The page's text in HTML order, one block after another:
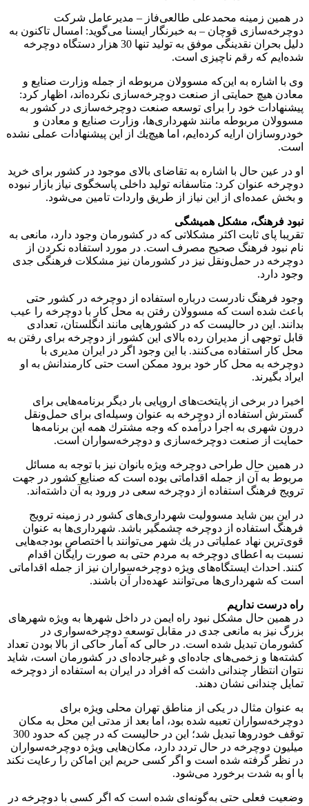
در همین زمینه محمدعلی طالعی‌فاز – مدیرعامل شركت
دوچرخه‌سازی قوچان – به خبرنگار ایسنا می‌گوید: امسال تاكنون به
دلیل بحران نقدینگی موفق به تولید تنها 30 هزار دستگاه دوچرخه‌
شده‌ایم كه رقم ناچیزی است.
وی با اشاره به این‌كه مسوولان مربوطه از جمله وزارت صنایع و
معادن هیچ حمایتی از صنعت دوچرخه‌سازی نكرده‌اند، اظهار كرد:‌
پیشنهادات خود را برای توسعه صنعت دوچرخه‌سازی در كشور به
مسوولان مربوطه مانند شهرداری‌ها، وزارت صنایع و معادن و
خودروسازان ارایه كرده‌ایم، اما هیچ‌یك از این پیشنهادات عملی نشده
است.
او در عین حال با اشاره به تقاضای بالای موجود در كشور برای خرید
دوچرخه عنوان كرد:‌ متاسفانه تولید داخلی پاسخگوی نیاز بازار نبوده
و بخش عمده‌ای از این نیاز از طریق واردات تامین می‌شود.
نبود فرهنگ، مشكل همیشگی
تقریبا پای ثابت اكثر مشكلاتی كه در كشورمان وجود دارد، مانعی به
نام نبود فرهنگ صحیح مصرف است. در مورد استفاده نكردن از
دوچرخه در حمل‌ونقل نیز در كشورمان نیز مشكلات فرهنگی جدی
وجود دارد.
وجود فرهنگ نادرست درباره استفاده از دوچرخه در كشور حتی
باعث شده است كه مسوولان رفتن به محل كار با دوچرخه را عیب
بدانند. این در حالیست كه در كشورهایی مانند انگلستان، تعدادی
قابل توجهی از مدیران رده بالای این كشور از دوچرخه برای رفتن به
محل كار استفاده می‌كنند. با این وجود اگر در ایران مدیری با
دوچرخه به محل كار خود برود ممكن است حتی كارمندانش به او
ایراد بگیرند.
اخیرا در برخی از پایتخت‌های اروپایی بار دیگر برنامه‌هایی برای
گسترش استفاده از دوچرخه به عنوان وسیله‌ای برای حمل‌ونقل
درون شهری به اجرا درآمده كه وجه مشترك همه این برنامه‌ها
حمایت از صنعت دوچرخه‌سازی و دوچرخه‌سواران است.
در همین حال طراحی دوچرخه ویژه بانوان نیز با توجه به مسائل
مربوط به آن از جمله اقداماتی بوده است كه صنایع كشور در جهت
ترویج فرهنگ استفاده از دوچرخه سعی در ورود به آن داشته‌اند.
در این بین شاید مسوولیت شهر‌داری‌های كشور در زمینه ترویج
فرهنگ استفاده از دوچرخه چشمگیر باشد. شهرداری‌ها به عنوان
قوی‌ترین نهاد عملیاتی در یك شهر می‌توانند با اختصاص بودجه‌هایی
نسبت به اعطای دوچرخه به مردم حتی به صورت رایگان اقدام
كنند. احداث ایستگاه‌های ویژه دوچرخه‌سواران نیز از جمله اقداماتی
است كه شهرداری‌ها می‌توانند عهده‌دار آن باشند.
راه درست نداریم
در همین حال مشكل نبود راه ایمن در داخل شهرها به ویژه شهرهای
بزرگ نیز به مانعی جدی در مقابل توسعه دوچرخه‌سواری در
كشورمان تبدیل شده است. در حالی كه آمار حاكی از بالا بودن تعداد
كشته‌ها و زخمی‌های جاده‌ای و غیرجاده‌ای در كشورمان است، شاید
نتوان انتظار چندانی داشت كه افراد در ایران به استفاده از دوچرخه‌
تمایل چندانی نشان دهند.
به عنوان مثال در یكی از مناطق تهران محلی ویژه برای
دوچرخه‌سواران تعبیه شده بود، اما بعد از مدتی این محل به مكان
توقف خودروها تبدیل شد؛ این در حالیست كه در چین كه حدود 300
میلیون دوچرخه در حال تردد دارد، مكان‌هایی ویژه دوچرخه‌سواران
در نظر گرفته شده است و اگر كسی حریم این اماكن را رعایت نكند
با او به شدت برخورد می‌شود.
وضعیت فعلی حتی به‌گونه‌ای شده است كه اگر كسی با دوچرخه در